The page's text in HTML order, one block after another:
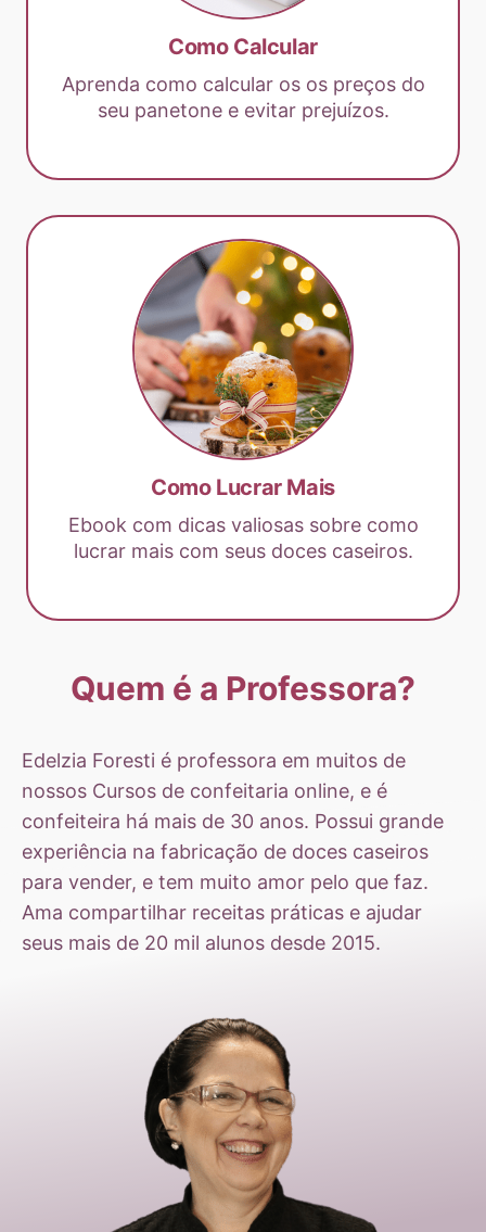
Como Calcular
Aprenda como calcular os os preços do
seu panetone e evitar prejuízos.
Como Lucrar Mais
Ebook com dicas valiosas sobre como
lucrar mais com seus doces caseiros.
Quem é a Professora?
Edelzia Foresti é professora em muitos de
nossos Cursos de confeitaria online, e é
confeiteira há mais de 30 anos. Possui grande
experiência na fabricação de doces caseiros
para vender, e tem muito amor pelo que faz.
Ama compartilhar receitas práticas e ajudar
seus mais de 20 mil alunos desde 2015.